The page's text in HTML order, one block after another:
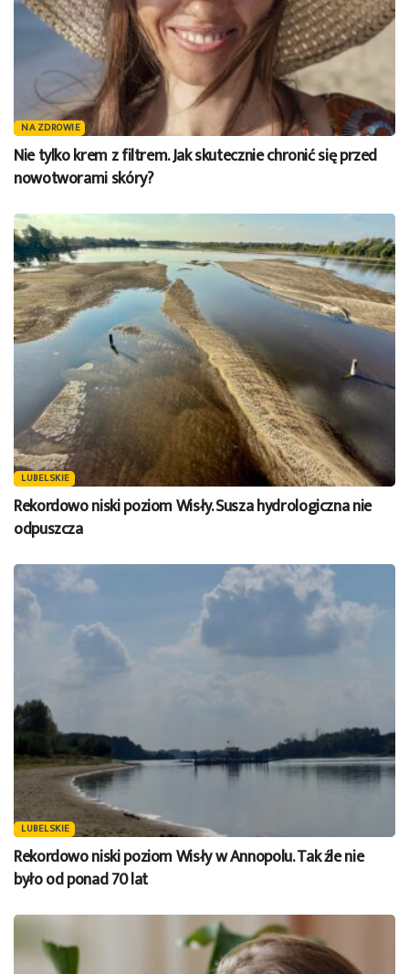
NA ZDROWIE
Nie tylko krem z filtrem. Jak skutecznie chronić się przed
nowotworami skóry?
LUBELSKIE
Rekordowo niski poziom Wisły. Susza hydrologiczna nie
odpuszcza
LUBELSKIE
Rekordowo niski poziom Wisły w Annopolu. Tak źle nie
było od ponad 70 lat